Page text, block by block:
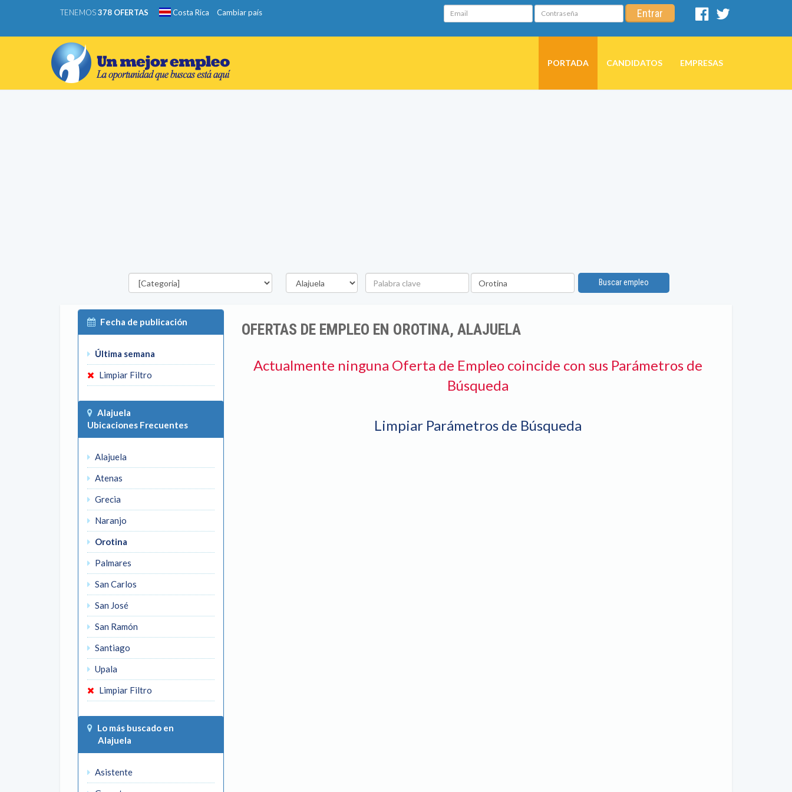
TENEMOS378 OFERTAS Costa Rica Cambiar país Email Contraseña Entrar
Facebook
PORTADA CANDIDATOS EMPRESAS
Categorías Provincia
Palabra
clave
Ubicación
Buscar empleo
Fecha de publicación
Última semana
Limpiar Filtro
Alajuela
Ubicaciones Frecuentes
Alajuela
Atenas
Grecia
Naranjo
Orotina
Palmares
San Carlos
San José
San Ramón
Santiago
Upala
Limpiar Filtro
Lo más buscado en
Alajuela
Asistente
OFERTAS DE EMPLEO EN OROTINA, ALAJUELA
Actualmente ninguna Oferta de Empleo coincide con sus Parámetros de
Búsqueda
Limpiar Parámetros de Búsqueda